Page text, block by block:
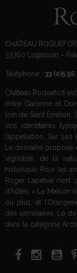
CHÂTEAU
33760 Lugasson –
Téléphone : 33 (0)5
Château Roquefort
entre Garonne et
loin de Saint Emilion.
vins identitaires
l’appellation. Sur
Le domaine propose
vignoble, de la
historique. Pour les
Roger Lapébie n’est
d’hôtes « La Maison
ou plus, et
des séminaires. Le
dans la catégorie